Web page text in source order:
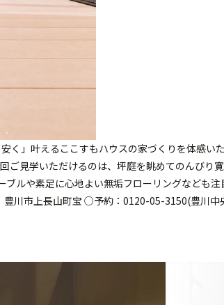
く」叶えるここすもハウスの家づくりを体感
ご見学いただけるのは、坪庭を眺めてのんびり
ルや素足に心地よい無垢フローリングなども
川市上長山町宝 ○予約：0120-05-3150(豊川